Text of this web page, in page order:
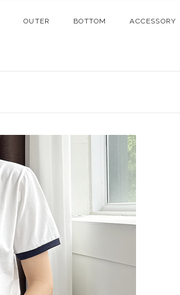
OUTER BOTTOM ACCESSORY